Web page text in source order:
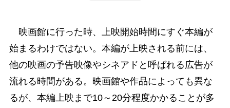
映画館に行った時、上映開始時間にすぐ本編が
始まるわけではない。本編が上映される前には、
他の映画の予告映像やシネアドと呼ばれる広告が
流れる時間がある。映画館や作品によっても異な
るが、本編上映まで10～20分程度かかることが多